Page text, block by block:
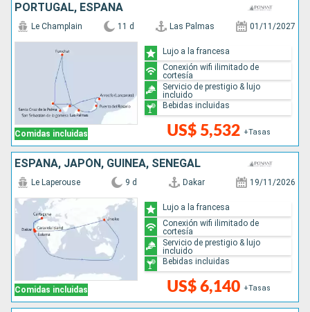
PORTUGAL, ESPAÑA
Comidas incluidas
Le Champlain 11 d Las Palmas 01/11/2027
US$ 5,532 +Tasas
Lujo a la francesa
Conexión wifi ilimitado de
cortesía
Servicio de prestigio & lujo
incluido
Bebidas incluidas
ESPAÑA, JAPÓN, GUINEA, SENEGAL
Comidas incluidas
Le Laperouse 9 d Dakar 19/11/2026
US$ 6,140 +Tasas
Lujo a la francesa
Conexión wifi ilimitado de
cortesía
Servicio de prestigio & lujo
incluido
Bebidas incluidas